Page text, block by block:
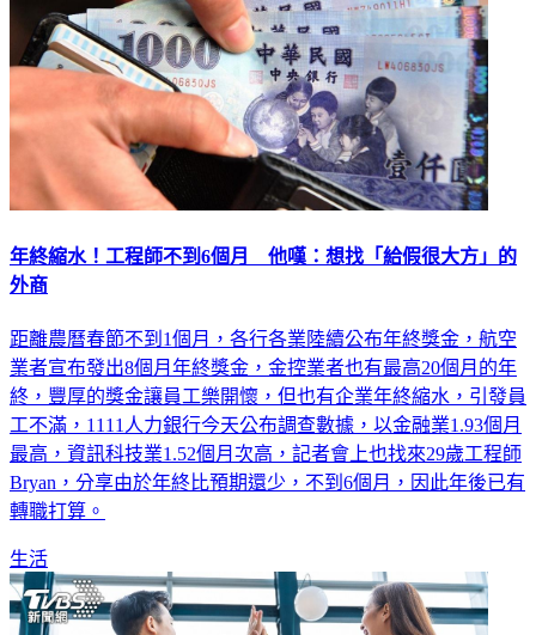
年終縮水！工程師不到6個月 他嘆：想找「給假很大方」的
外商
距離農曆春節不到1個月，各行各業陸續公布年終獎金，航空
業者宣布發出8個月年終獎金，金控業者也有最高20個月的年
終，豐厚的獎金讓員工樂開懷，但也有企業年終縮水，引發員
工不滿，1111人力銀行今天公布調查數據，以金融業1.93個月
最高，資訊科技業1.52個月次高，記者會上也找來29歲工程師
Bryan，分享由於年終比預期還少，不到6個月，因此年後已有
轉職打算。
生活